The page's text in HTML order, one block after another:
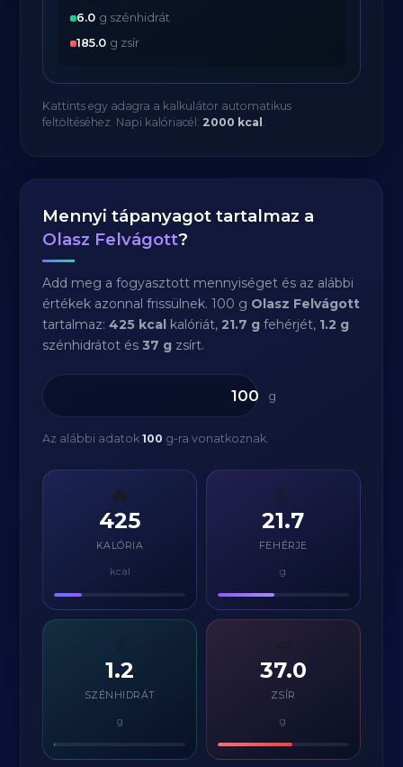
6.0 g szénhidrát
185.0 g zsír
Kattints egy adagra a kalkulátor automatikus
feltöltéséhez. Napi kalóriacél: 2000 kcal .
Mennyi tápanyagot tartalmaz a
Olasz Felvágott?
Add meg a fogyasztott mennyiséget és az alábbi
értékek azonnal frissülnek. 100 g Olasz Felvágott
tartalmaz:425 kcal kalóriát,21.7 g fehérjét, 1.2 g
szénhidrátot és37 g zsírt.
g
Az alábbi adatok100 g-ra vonatkoznak.
🔥
425
KALÓRIA
kcal
💪
21.7
FEHÉRJE
g
⚡
1.2
SZÉNHIDRÁT
g
37.0
ZSÍR
g